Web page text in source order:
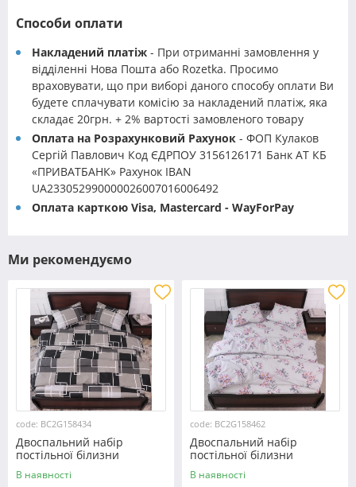
Способи оплати
Накладений платіж - При отриманні замовлення у
відділенні Нова Пошта або Rozetka. Просимо
враховувати, що при виборі даного способу оплати Ви
будете сплачувати комісію за накладений платіж, яка
складає 20грн. + 2% вартості замовленого товару
Оплата на Розрахунковий Рахунок - ФОП Кулаков
Сергій Павлович Код ЄДРПОУ 3156126171 Банк АТ КБ
«ПРИВАТБАНК» Рахунок IBAN
UA233052990000026007016006492
Оплата карткою Visa, Mastercard - WayForPay
Ми рекомендуємо
code: BC2G158434
Двоспальний набір
постільної білизни
180*220 із Бязі "Gold"
№158434 Черешенка™
В наявності
code: BC2G158462
Двоспальний набір
постільної білизни
180*220 із Бязі "Gold"
№158462 Черешенька™
В наявності